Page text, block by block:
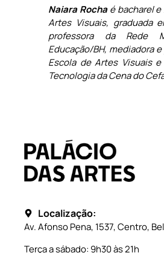
Naiara Rochaé bacharel
Artes Visuais, graduada
professora da Rede
Educação/BH, mediadora
Escola de Artes Visuais
Tecnologia da Cena do
Localização:
Av. Afonso Pena, 1537, Centro,
Terça a sábado: 9h30 às 21h